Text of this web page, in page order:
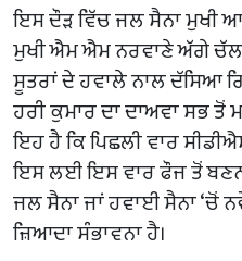
ਇਸ ਦੌੜ ਵਿੱਚ ਜਲ ਸੈਨਾ ਮੁਖੀ
ਮੁਖੀ ਐਮ ਐਮ ਨਰਵਾਣੇ ਅੱਗੇ ਚੱਲ
ਸੂਤਰਾਂ ਦੇ ਹਵਾਲੇ ਨਾਲ ਦੱਸਿਆ
ਹਰੀ ਕੁਮਾਰ ਦਾ ਦਾਅਵਾ ਸਭ
ਇਹ ਹੈ ਕਿ ਪਿਛਲੀ ਵਾਰ
ਇਸ ਲਈ ਇਸ ਵਾਰ ਫੌਜ ਤੋਂ ਬਣਨ
ਜਲ ਸੈਨਾ ਜਾਂ ਹਵਾਈ ਸੈਨਾ ‘ਚੋਂ
ਜ਼ਿਆਦਾ ਸੰਭਾਵਨਾ ਹੈ।